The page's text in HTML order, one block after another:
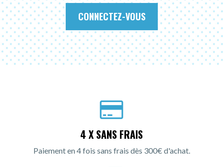
CONNECTEZ-VOUS
4 X SANS FRAIS
Paiement en 4 fois sans frais dès 300€ d'achat.